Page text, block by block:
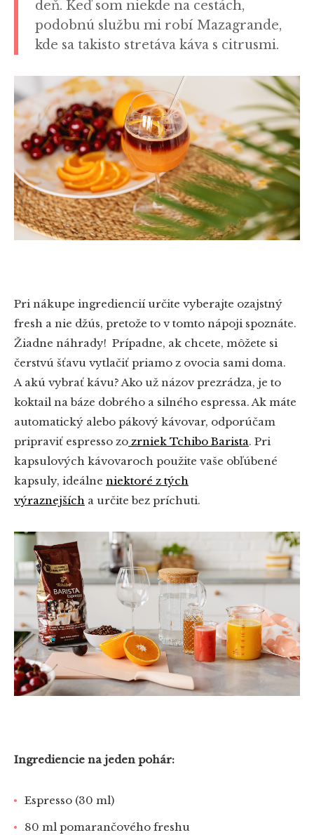
deň. Keď som niekde na cestách,
podobnú službu mi robí Mazagrande,
kde sa takisto stretáva káva s citrusmi.
Pri nákupe ingrediencií určite vyberajte ozajstný
fresh a nie džús, pretože to v tomto nápoji spoznáte.
Žiadne náhrady! Prípadne, ak chcete, môžete si
čerstvú šťavu vytlačiť priamo z ovocia sami doma.
A akú vybrať kávu? Ako už názov prezrádza, je to
koktail na báze dobrého a silného espressa. Ak máte
automatický alebo pákový kávovar, odporúčam
pripraviť espresso zo zrniek Tchibo Barista. Pri
kapsulových kávovaroch použite vaše obľúbené
kapsuly, ideálne niektoré z tých
výraznejších a určite bez príchuti.
Ingrediencie na jeden pohár:
Espresso (30 ml)
80 ml pomarančového freshu